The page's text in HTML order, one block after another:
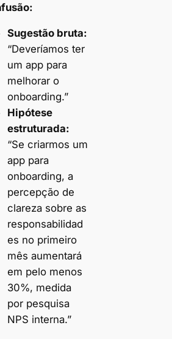
Sugestão bruta:
“Deveríamos ter
um app para
melhorar o
onboarding.”
Hipótese
estruturada:
“Se criarmos um
app para
onboarding, a
percepção de
clareza sobre as
responsabilidad
es no primeiro
mês aumentará
em pelo menos
30%, medida
por pesquisa
NPS interna.”